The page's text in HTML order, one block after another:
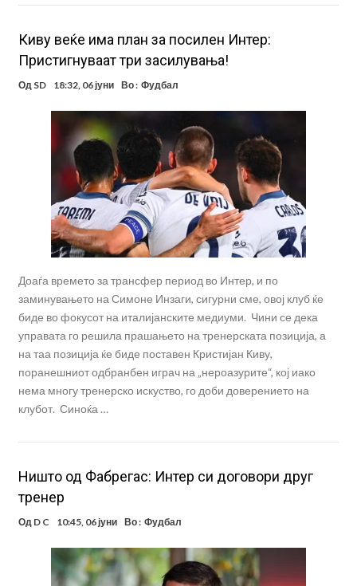
Киву веќе има план за посилен Интер:
Пристигнуваат три засилувања!
Од SD 18:32, 06 јуни Во : Фудбал
Доаѓа времето за трансфер период во Интер, и по
заминувањето на Симоне Инзаги, сигурни сме, овој клуб ќе
биде во фокусот на италијанските медиуми. Чини се дека
управата го решила прашањето на тренерската позиција, а
на таа позиција ќе биде поставен Кристијан Киву,
поранешниот одбранбен играч на „нероазурите“, кој иако
нема многу тренерско искуство, го доби доверението на
клубот. Синоќа …
Ништо од Фабрегас: Интер си договори друг
тренер
Од D C 10:45, 06 јуни Во : Фудбал